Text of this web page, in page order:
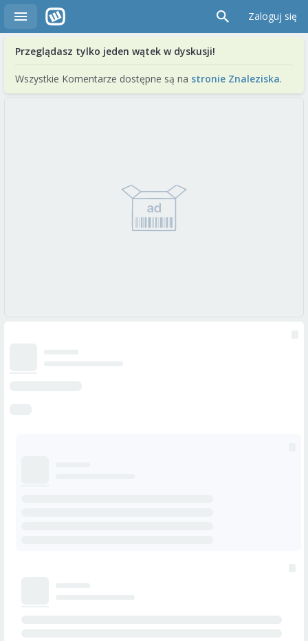
Zaloguj się
Przeglądasz tylko jeden wątek w dyskusji!
Wszystkie Komentarze dostępne są na stronie Znaleziska.